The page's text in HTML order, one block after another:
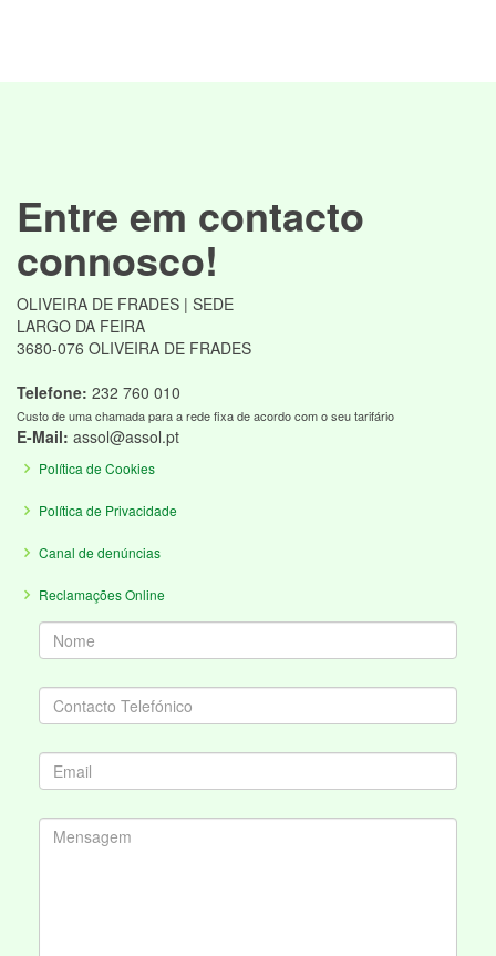
Entre em contacto
connosco!
OLIVEIRA DE FRADES | SEDE
LARGO DA FEIRA
3680-076 OLIVEIRA DE FRADES
Telefone: 232 760 010
Custo de uma chamada para a rede fixa de acordo com o seu tarifário
E-Mail: assol@assol.pt
Política de Cookies
Política de Privacidade
Canal de denúncias
Reclamações Online